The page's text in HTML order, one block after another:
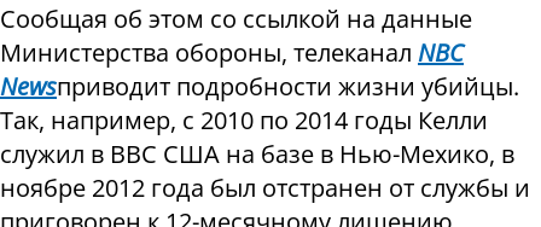
Сообщая об этом со ссылкой на данные
Министерства обороны, телеканал NBC
Newsприводит подробности жизни убийцы.
Так, например, с 2010 по 2014 годы Келли
служил в ВВС США на базе в Нью-Мехико, в
ноябре 2012 года был отстранен от службы и